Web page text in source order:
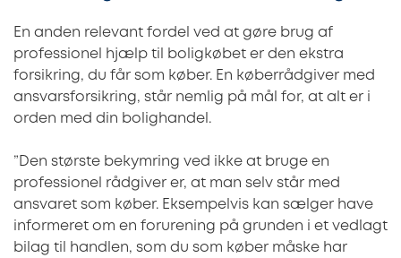
En anden relevant fordel ved at gøre brug af
professionel hjælp til boligkøbet er den ekstra
forsikring, du får som køber. En køberrådgiver med
ansvarsforsikring, står nemlig på mål for, at alt er i
orden med din bolighandel.
”Den største bekymring ved ikke at bruge en
professionel rådgiver er, at man selv står med
ansvaret som køber. Eksempelvis kan sælger have
informeret om en forurening på grunden i et vedlagt
bilag til handlen, som du som køber måske har